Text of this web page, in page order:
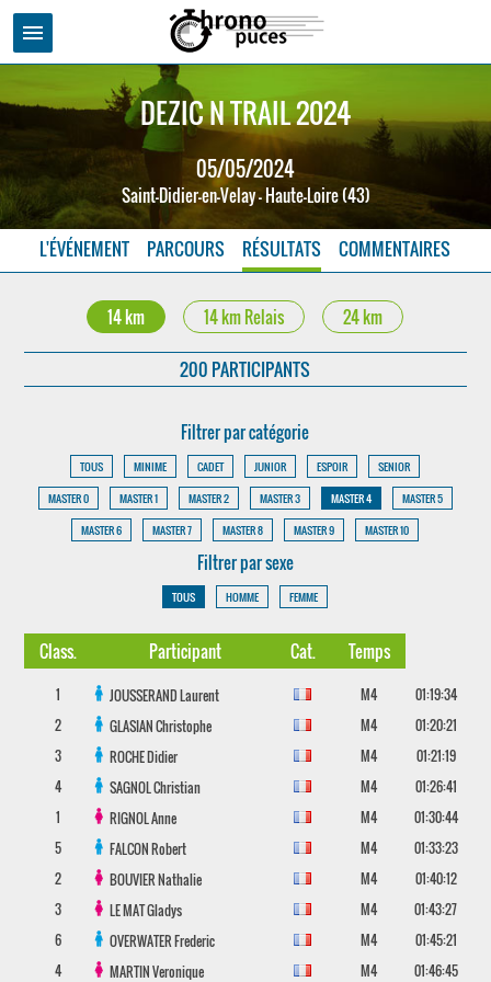
menu
DEZIC N TRAIL 2024
05/05/2024
Saint-Didier-en-Velay - Haute-Loire (43)
L'ÉVÉNEMENT PARCOURS RÉSULTATS COMMENTAIRES
14 km 14 km Relais 24 km
200 PARTICIPANTS
Filtrer par catégorie
TOUS MINIME CADET JUNIOR ESPOIR
SENIOR
MASTER 0
MASTER 1 MASTER 2 MASTER 3 MASTER 4
MASTER 5
MASTER 6
MASTER 7 MASTER 8 MASTER 9 MASTER 10
Filtrer par sexe
TOUS HOMME FEMME
Class. Participant Cat. Temps
1 JOUSSERANDLaurent M4
01:19:34
2
GLASIANChristophe M4
01:20:21
3
ROCHEDidier M4
01:21:19
4
SAGNOLChristian M4
01:26:41
1
RIGNOLAnne M4
01:30:44
5
FALCONRobert M4
01:33:23
2
BOUVIERNathalie M4
01:40:12
3
LE MATGladys M4
01:43:27
6
OVERWATERFrederic M4
01:45:21
4
MARTINVeronique M4
01:46:45